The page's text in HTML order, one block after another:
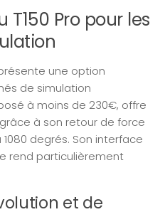
Pro pour les
une option
de simulation
à moins de 230€, offre
à son retour de force
degrés. Son interface
rend particulièrement
et de